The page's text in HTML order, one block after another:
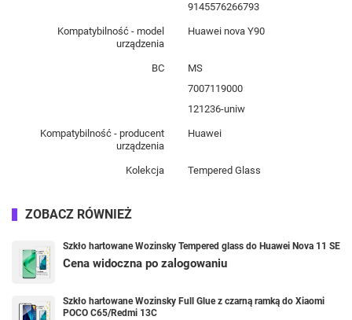
9145576266793
Kompatybilność - model
urządzenia
Huawei nova Y90
BC
MS
7007119000
121236-uniw
Kompatybilność - producent
urządzenia
Huawei
Kolekcja Tempered Glass
ZOBACZ RÓWNIEŻ
Szkło hartowane Wozinsky Tempered glass do Huawei Nova 11 SE
Cena widoczna po zalogowaniu
Szkło hartowane Wozinsky Full Glue z czarną ramką do Xiaomi
POCO C65/Redmi 13C